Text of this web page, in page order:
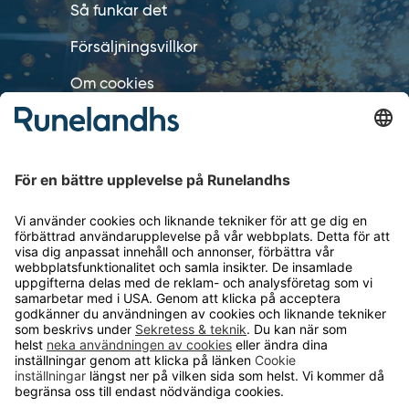
Så funkar det
Försäljningsvillkor
Om cookies
Personuppgiftshantering
OM RUNELANDHS
Om Runelandhs
Köpvillkor
Därför ska du välja oss
Lediga jobb
Kvalitets- och miljöpolicy